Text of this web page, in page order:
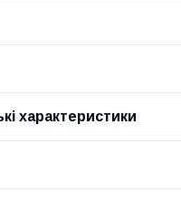
характеристики